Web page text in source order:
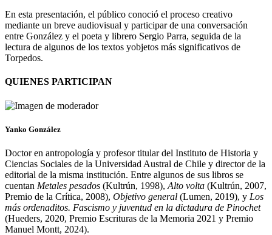
En esta presentación, el público conoció el proceso creativo
mediante un breve audiovisual y participar de una conversación
entre González y el poeta y librero Sergio Parra, seguida de la
lectura de algunos de los textos yobjetos más significativos de
Torpedos.
QUIENES PARTICIPAN
Yanko González
Doctor en antropología y profesor titular del Instituto de Historia y
Ciencias Sociales de la Universidad Austral de Chile y director de la
editorial de la misma institución. Entre algunos de sus libros se
cuentan Metales pesados (Kultrún, 1998), Alto volta (Kultrún, 2007,
Premio de la Crítica, 2008), Objetivo general (Lumen, 2019), y Los
más ordenaditos. Fascismo y juventud en la dictadura de Pinochet
(Hueders, 2020, Premio Escrituras de la Memoria 2021 y Premio
Manuel Montt, 2024).